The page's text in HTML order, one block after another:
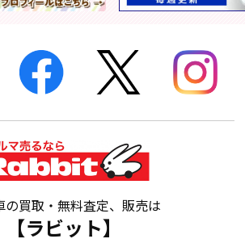
の買取・無料査定、販売は
【ラビット】